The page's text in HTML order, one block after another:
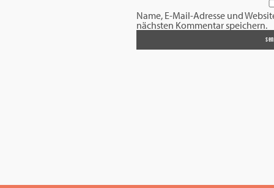
Name, E-Mail-Adresse und
nächsten Kommentar speichern.